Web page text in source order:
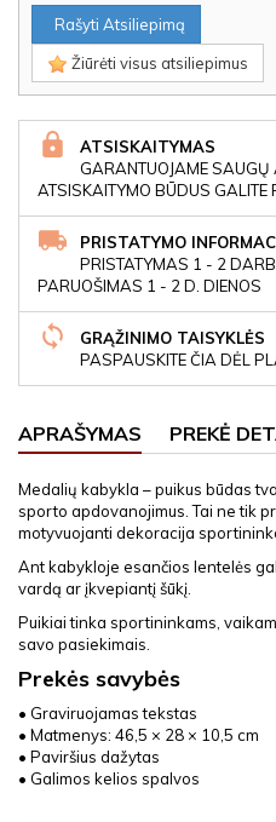
Rašyti Atsiliepimą
Žiūrėti visus atsiliepimus
ATSISKAITYMAS
GARANTUOJAME SAUGŲ
ATSISKAITYMO BŪDUS GALITE
PRISTATYMO
PRISTATYMAS 1 - 2
PARUOŠIMAS 1 - 2 D. DIENOS
GRĄŽINIMO TAISYKLĖS
PASPAUSKITE ČIA DĖL
APRAŠYMAS PREKĖ
Medalių kabykla – puikus būdas
sporto apdovanojimus. Tai ne tik
motyvuojanti dekoracija
Ant kabykloje esančios lentelės
vardą ar įkvepiantį šūkį.
Puikiai tinka sportininkams,
savo pasiekimais.
Prekės savybės
• Graviruojamas tekstas
• Matmenys: 46,5 × 28 × 10,5 cm
• Paviršius dažytas
• Galimos kelios spalvos